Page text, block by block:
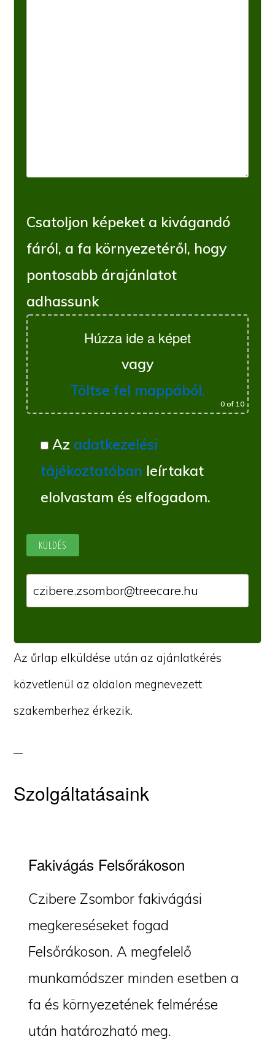
Csatoljon képeket a kivágandó
fáról, a fa környezetéről, hogy
pontosabb árajánlatot
adhassunk
Húzza ide a képet
vagy
Töltse fel mappából.
0of 10
Az adatkezelési
tájékoztatóban leírtakat
elolvastam és elfogadom.
Az űrlap elküldése után az ajánlatkérés
közvetlenül az oldalon megnevezett
szakemberhez érkezik.
Szolgáltatásaink
Fakivágás Felsőrákoson
Czibere Zsombor fakivágási
megkereséseket fogad
Felsőrákoson. A megfelelő
munkamódszer minden esetben a
fa és környezetének felmérése
után határozható meg.